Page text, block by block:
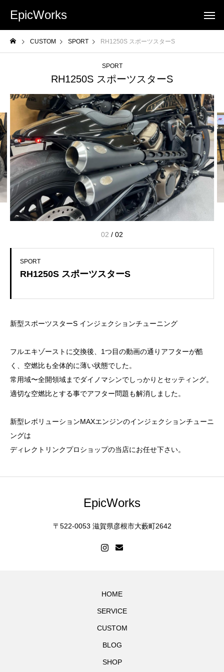
EpicWorks
CUSTOM SPORT RH1250S スポーツスターS
SPORT
RH1250S スポーツスターS
02 / 02
SPORT
RH1250S スポーツスターS
新型スポーツスターS インジェクションチューニング
フルエキゾーストに交換後、1つ目の動画の通りアフターが酷
く、空燃比も全体的に薄い状態でした。
常用域〜全開領域までダイノマシンでしっかりとセッティング。
適切な空燃比とする事でアフター問題も解消しました。
新型レボリューションMAXエンジンのインジェクションチューニ
ングは
ディレクトリンクプロショップの当店にお任せ下さい。
EpicWorks
〒522-0053 滋賀県彦根市大藪町2642
HOME
SERVICE
CUSTOM
BLOG
SHOP